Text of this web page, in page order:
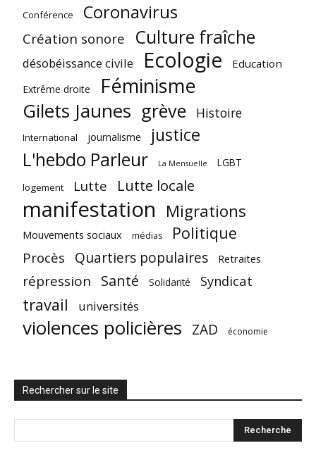
Conférence Coronavirus
Création sonore Culture fraîche
désobéissance civile Ecologie Education
Extrême droite Féminisme
Gilets Jaunes grève Histoire
International journalisme justice
L'hebdo Parleur La Mensuelle
LGBT
logement
Lutte Lutte locale
manifestation Migrations
Mouvements sociaux médias Politique
Procès Quartiers populaires Retraites
répression Santé Solidarité Syndicat
travail universités
violences policières ZAD économie
Rechercher sur le site